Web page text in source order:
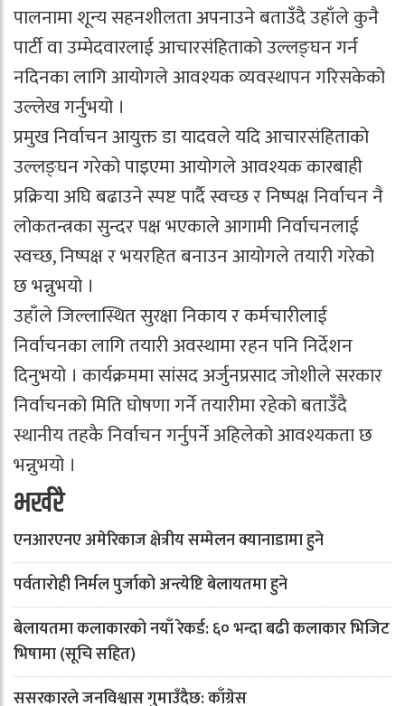
पालनामा शून्य सहनशीलता अपनाउने बताउँदै उहाँले कुनै
पार्टी वा उम्मेदवारलाई आचारसंहिताको उल्लङ्घन गर्न
नदिनका लागि आयोगले आवश्यक व्यवस्थापन गरिसकेको
उल्लेख गर्नुभयो ।
प्रमुख निर्वाचन आयुक्त डा यादवले यदि आचारसंहिताको
उल्लङ्घन गरेको पाइएमा आयोगले आवश्यक कारबाही
प्रक्रिया अघि बढाउने स्पष्ट पार्दै स्वच्छ र निष्पक्ष निर्वाचन नै
लोकतन्त्रका सुन्दर पक्ष भएकाले आगामी निर्वाचनलाई
स्वच्छ, निष्पक्ष र भयरहित बनाउन आयोगले तयारी गरेको
छ भन्नुभयो ।
उहाँले जिल्लास्थित सुरक्षा निकाय र कर्मचारीलाई
निर्वाचनका लागि तयारी अवस्थामा रहन पनि निर्देशन
दिनुभयो । कार्यक्रममा सांसद अर्जुनप्रसाद जोशीले सरकार
निर्वाचनको मिति घोषणा गर्ने तयारीमा रहेको बताउँदै
स्थानीय तहकै निर्वाचन गर्नुपर्ने अहिलेको आवश्यकता छ
भन्नुभयो ।
भर्खरै
एनआरएनए अमेरिकाज क्षेत्रीय सम्मेलन क्यानाडामा हुने
पर्वतारोही निर्मल पुर्जाको अन्त्येष्टि बेलायतमा हुने
बेलायतमा कलाकारको नयाँ रेकर्ड: ६० भन्दा बढी कलाकार भिजिट
भिषामा (सूचि सहित)
ससरकारले जनविश्वास गुमाउँदैछ: काँग्रेस